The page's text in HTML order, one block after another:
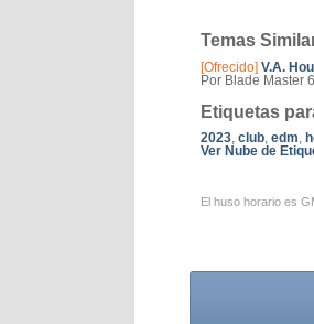
Temas
[Ofrecido] V.A.
Por Blade Master
Etiquetas
2023, club, edm,
Ver Nube de
El huso horario es